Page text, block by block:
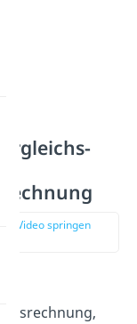
im Video springen